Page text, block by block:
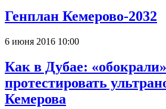
Генплан Кемерово-2032
6 июня 2016 10:00
Как в Дубае:
протестировать
Кемерова